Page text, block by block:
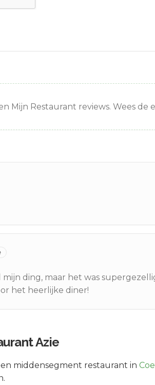
Mijn Restaurant reviews. Wees de
mijn ding, maar het was
het heerlijke diner!
Azie
middensegment restaurant in